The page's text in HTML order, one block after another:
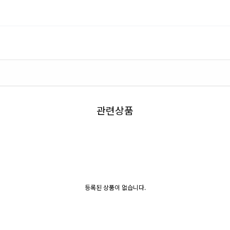
관련상품
등록된 상품이 없습니다.